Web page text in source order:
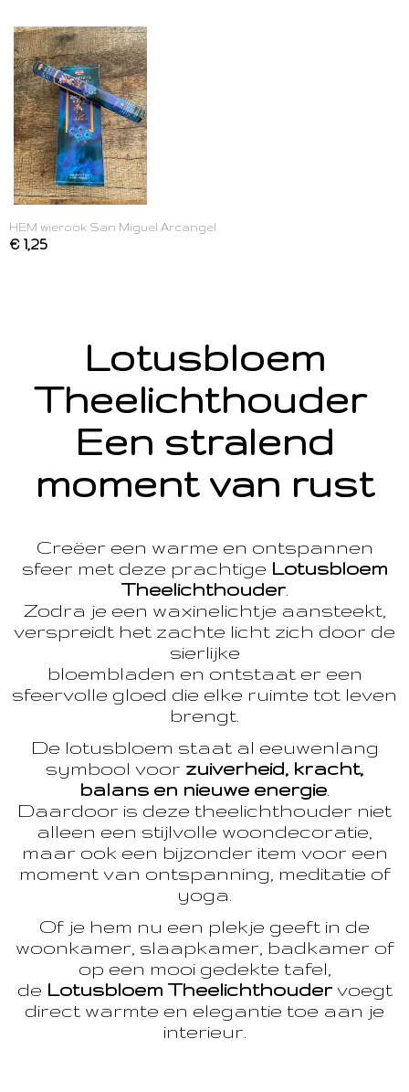
HEM wierook San Miguel Arcangel
€ 1,25
Lotusbloem
Theelichthouder
Een stralend
moment van rust
Creëer een warme en ontspannen
sfeer met deze prachtige Lotusbloem
Theelichthouder.
Zodra je een waxinelichtje aansteekt,
verspreidt het zachte licht zich door de
sierlijke
bloembladen en ontstaat er een
sfeervolle gloed die elke ruimte tot leven
brengt.
De lotusbloem staat al eeuwenlang
symbool voor zuiverheid, kracht,
balans en nieuwe energie
Daardoor is deze theelichthouder niet
alleen een stijlvolle woondecoratie,
maar ook een bijzonder item voor een
moment van ontspanning, meditatie of
yoga.
Of je hem nu een plekje geeft in de
woonkamer, slaapkamer, badkamer of
op een mooi gedekte tafel,
de Lotusbloem Theelichthoudervoegt
direct warmte en elegantie toe aan je
interieur.